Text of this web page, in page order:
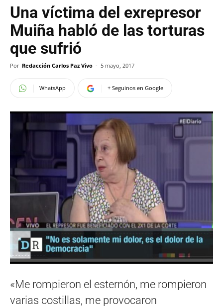
Una víctima del exrepresor
Muiña habló de las torturas
que sufrió
Por Redacción Carlos Paz Vivo - 5 mayo, 2017
WhatsApp + Seguinos en Google
«Me rompieron el esternón, me rompieron
varias costillas, me provocaron